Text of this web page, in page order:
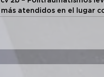
atendidos en el lugar